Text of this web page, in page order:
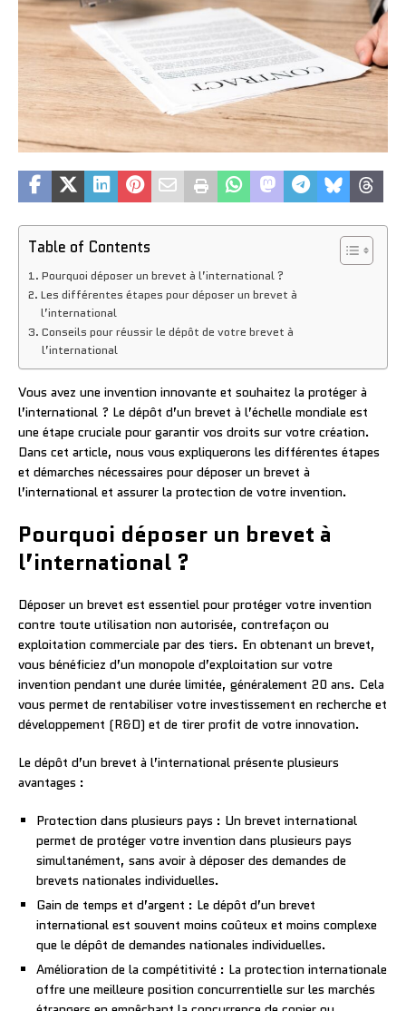
Table of Contents
Pourquoi déposer un brevet à l’international ?
Les différentes étapes pour déposer un brevet à
l’international
Conseils pour réussir le dépôt de votre brevet à
l’international
Vous avez une invention innovante et souhaitez la protéger à
l’international ? Le dépôt d’un brevet à l’échelle mondiale est
une étape cruciale pour garantir vos droits sur votre création.
Dans cet article, nous vous expliquerons les différentes étapes
et démarches nécessaires pour déposer un brevet à
l’international et assurer la protection de votre invention.
Pourquoi déposer un brevet à
l’international ?
Déposer un brevet est essentiel pour protéger votre invention
contre toute utilisation non autorisée, contrefaçon ou
exploitation commerciale par des tiers. En obtenant un brevet,
vous bénéficiez d’un monopole d’exploitation sur votre
invention pendant une durée limitée, généralement 20 ans. Cela
vous permet de rentabiliser votre investissement en recherche et
développement (R&D) et de tirer profit de votre innovation.
Le dépôt d’un brevet à l’international présente plusieurs
avantages :
Protection dans plusieurs pays : Un brevet international
permet de protéger votre invention dans plusieurs pays
simultanément, sans avoir à déposer des demandes de
brevets nationales individuelles.
Gain de temps et d’argent : Le dépôt d’un brevet
international est souvent moins coûteux et moins complexe
que le dépôt de demandes nationales individuelles.
Amélioration de la compétitivité : La protection internationale
offre une meilleure position concurrentielle sur les marchés